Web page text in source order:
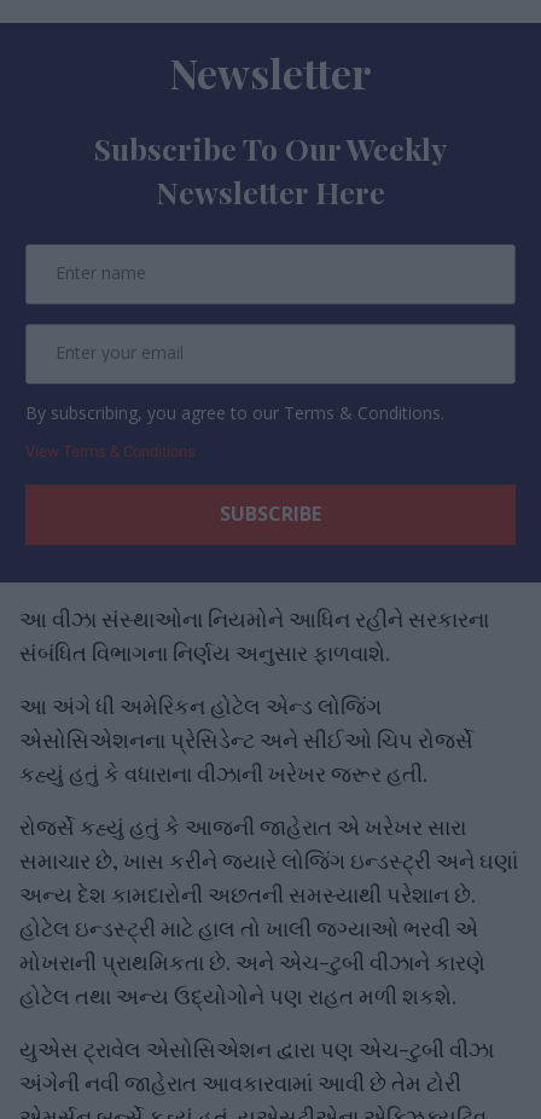
Newsletter
Subscribe To Our Weekly
Newsletter Here
By subscribing, you agree to our Terms & Conditions.
View Terms & Conditions
આ વીઝા સંસ્થાઓના નિયમોને આધિન રહીને સરકારના
સંબંધિત વિભાગના નિર્ણય અનુસાર ફાળવાશે.
આ અંગે ધી અમેરિકન હોટેલ એન્ડ લોજિંગ
એસોસિએશનના પ્રેસિડેન્ટ અને સીઈઓ ચિપ રોજર્સે
કહ્યું હતું કે વધારાના વીઝાની ખરેખર જરૂર હતી.
રોજર્સે કહ્યું હતું કે આજની જાહેરાત એ ખરેખર સારા
સમાચાર છે, ખાસ કરીને જ્યારે લોજિંગ ઇન્ડસ્ટ્રી અને ઘણાં
અન્ય દેશ કામદારોની અછતની સમસ્યાથી પરેશાન છે.
હોટેલ ઇન્ડસ્ટ્રી માટે હાલ તો ખાલી જગ્યાઓ ભરવી એ
મોખરાની પ્રાથમિકતા છે. અને એચ-ટુબી વીઝાને કારણે
હોટેલ તથા અન્ય ઉદ્યોગોને પણ રાહત મળી શકશે.
યુએસ ટ્રાવેલ એસોસિએશન દ્વારા પણ એચ-ટુબી વીઝા
અંગેની નવી જાહેરાત આવકારવામાં આવી છે તેમ ટોરી